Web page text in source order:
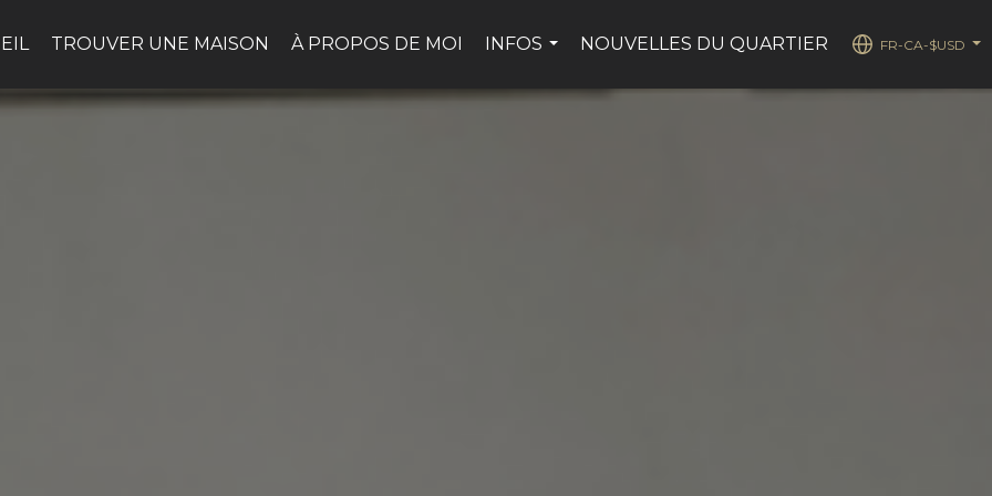
TROUVER UNE MAISON À PROPOS DE MOI
INFOS
NOUVELLES DU QUARTIER
FR-CA-$USD